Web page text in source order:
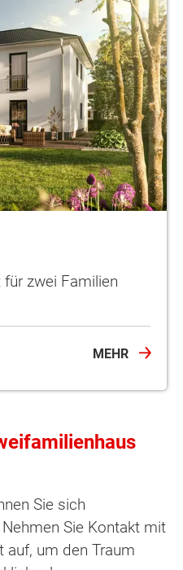
zwei Familien
MEHR
Sie sich
Sie Kontakt mit
auf, um den Traum